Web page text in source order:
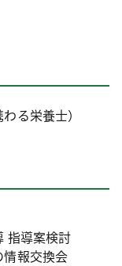
る栄養士）
指導案検討
情報交換会